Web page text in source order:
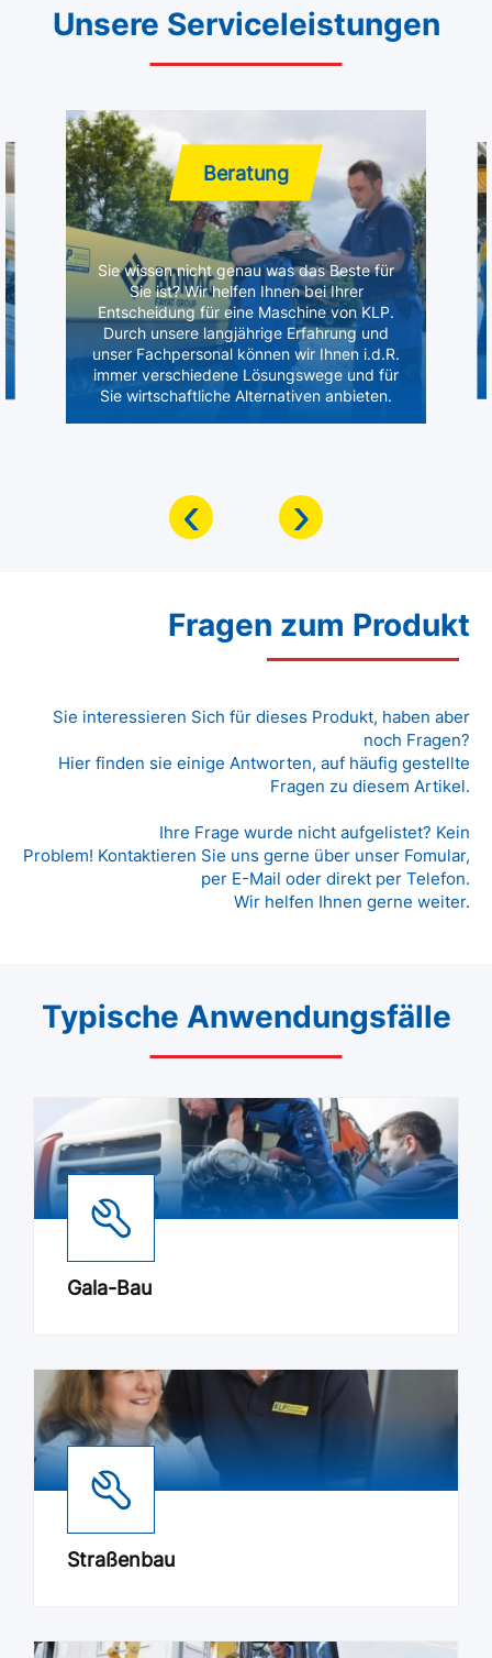
Unsere Serviceleistungen
Beratung
Sie wissen nicht genau was das Beste für
Sie ist? Wir helfen Ihnen bei Ihrer
Entscheidung für eine Maschine von KLP.
Durch unsere langjährige Erfahrung und
unser Fachpersonal können wir Ihnen i.d.R.
immer verschiedene Lösungswege und für
Sie wirtschaftliche Alternativen anbieten.
‹ ›
Fragen zum Produkt
Sie interessieren Sich für dieses Produkt, haben aber
noch Fragen?
Hier finden sie einige Antworten, auf häufig gestellte
Fragen zu diesem Artikel.
Ihre Frage wurde nicht aufgelistet? Kein
Problem! Kontaktieren Sie uns gerne über unser Fomular,
per E-Mail oder direkt per Telefon.
Wir helfen Ihnen gerne weiter.
Typische Anwendungsfälle
Gala-Bau
Straßenbau